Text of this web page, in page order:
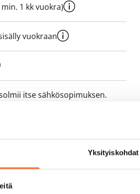
Yksityiskohdat
1 kk vuokra)
vuokraan
itse sähkösopimuksen.